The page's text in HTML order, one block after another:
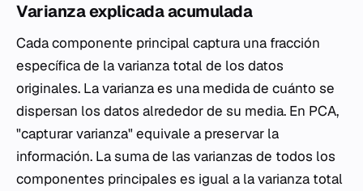
Varianza explicada acumulada
Cada componente principal captura una fracción
específica de la varianza total de los datos
originales. La varianza es una medida de cuánto se
dispersan los datos alrededor de su media. En PCA,
"capturar varianza" equivale a preservar la
información. La suma de las varianzas de todos los
componentes principales es igual a la varianza total